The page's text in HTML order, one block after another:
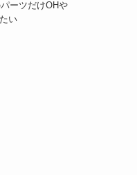
ーツだけOHや
い